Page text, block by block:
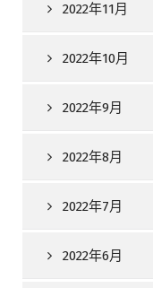
2022年11月
2022年10月
2022年9月
2022年8月
2022年7月
2022年6月